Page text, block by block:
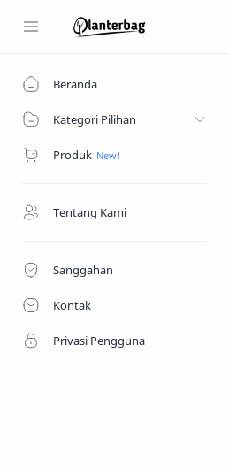
Beranda
Kategori Pilihan
Produk
Tentang Kami
Sanggahan
Kontak
Privasi Pengguna